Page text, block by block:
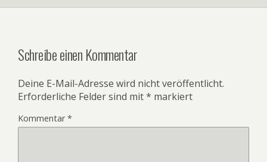
Schreibe einen Kommentar
Deine E-Mail-Adresse wird nicht veröffentlicht.
Erforderliche Felder sind mit* markiert
Kommentar*